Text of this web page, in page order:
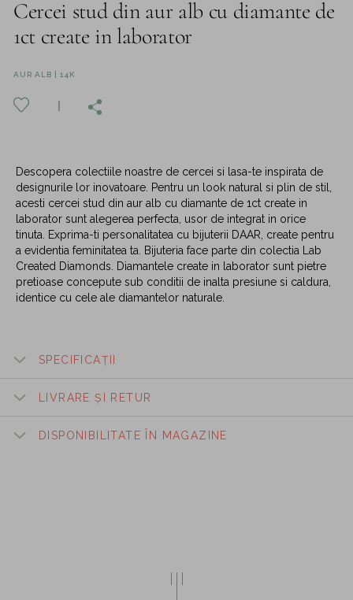
Cercei stud din aur alb cu diamante de
1ct create in laborator
AUR ALB | 14K
Descopera colectiile noastre de cercei si lasa-te inspirata de
designurile lor inovatoare. Pentru un look natural si plin de stil,
acesti cercei stud din aur alb cu diamante de 1ct create in
laborator sunt alegerea perfecta, usor de integrat in orice
tinuta. Exprima-ti personalitatea cu bijuterii DAAR, create pentru
a evidentia feminitatea ta. Bijuteria face parte din colectia Lab
Created Diamonds. Diamantele create in laborator sunt pietre
pretioase concepute sub conditii de inalta presiune si caldura,
identice cu cele ale diamantelor naturale.
SPECIFICAȚII
LIVRARE ȘI RETUR
DISPONIBILITATE ÎN MAGAZINE